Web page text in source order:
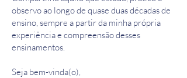
observo ao longo de quase duas décadas de
ensino, sempre a partir da minha própria
experiência e compreensão desses
ensinamentos.
Seja bem-vinda(o),